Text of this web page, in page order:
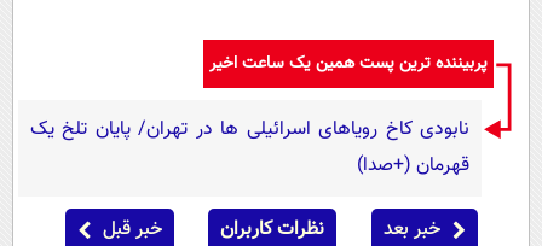
پربیننده ترین پست همین یک ساعت اخیر
نابودی کاخ رویاهای اسرائیلی ها در تهران/ پایان تلخ یک
قهرمان (+صدا)
خبر بعد نظرات کاربران خبر قبل